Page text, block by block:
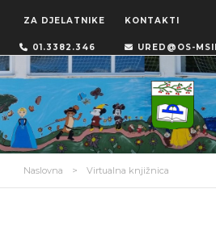
ZA DJELATNIKE KONTAKTI
01.3382.346 URED@OS-
Naslovna > Virtualna knjižnica